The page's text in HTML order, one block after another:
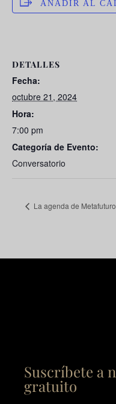
AÑADIR AL
DETALLES
Fecha:
octubre 21, 2024
Hora:
7:00 pm
Categoría de Evento:
Conversatorio
La agenda de
Suscríbete a
gratuito